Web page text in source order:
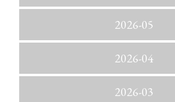
2026-05
2026-04
2026-03